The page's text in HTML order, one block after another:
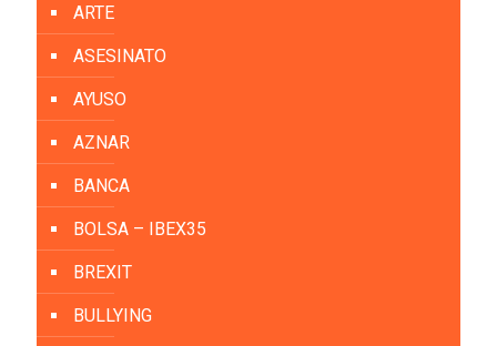
ARTE
ASESINATO
AYUSO
AZNAR
BANCA
BOLSA – IBEX35
BREXIT
BULLYING